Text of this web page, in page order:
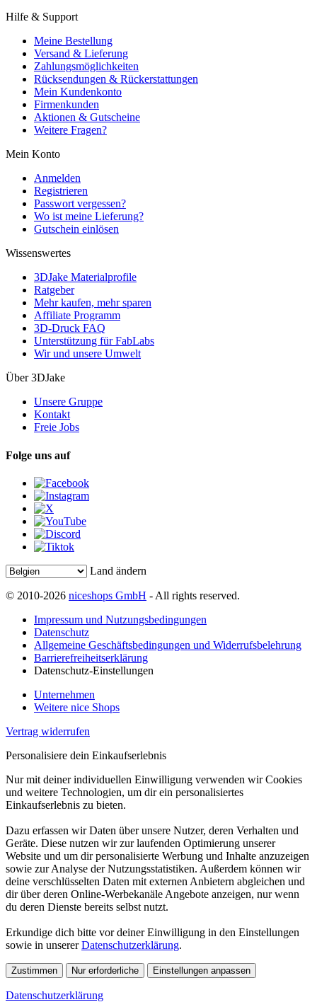
Hilfe & Support
Meine Bestellung
Versand & Lieferung
Zahlungsmöglichkeiten
Rücksendungen & Rückerstattungen
Mein Kundenkonto
Firmenkunden
Aktionen & Gutscheine
Weitere Fragen?
Mein Konto
Anmelden
Registrieren
Passwort vergessen?
Wo ist meine Lieferung?
Gutschein einlösen
Wissenswertes
3DJake Materialprofile
Ratgeber
Mehr kaufen, mehr sparen
Affiliate Programm
3D-Druck FAQ
Unterstützung für FabLabs
Wir und unsere Umwelt
Über 3DJake
Unsere Gruppe
Kontakt
Freie Jobs
Folge uns auf
Land ändern
© 2010-2026 niceshops GmbH - All rights reserved.
Impressum und Nutzungsbedingungen
Datenschutz
Allgemeine Geschäftsbedingungen und Widerrufsbelehrung
Barrierefreiheitserklärung
Datenschutz-Einstellungen
Unternehmen
Weitere nice Shops
Vertrag widerrufen
Personalisiere dein Einkaufserlebnis
Nur mit deiner individuellen Einwilligung verwenden wir Cookies
und weitere Technologien, um dir ein personalisiertes
Einkaufserlebnis zu bieten.
Dazu erfassen wir Daten über unsere Nutzer, deren Verhalten und
Geräte. Diese nutzen wir zur laufenden Optimierung unserer
Website und um dir personalisierte Werbung und Inhalte anzuzeigen
sowie zur Analyse der Nutzungsstatistiken. Außerdem können wir
deine verschlüsselten Daten mit externen Anbietern abgleichen und
dir über deren Online-Werbekanäle Angebote anzeigen, nur wenn
du deren Dienste bereits selbst nutzt.
Erkundige dich bitte vor deiner Einwilligung in den Einstellungen
sowie in unsererDatenschutzerklärung.
Zustimmen Nur erforderliche Einstellungen anpassen
Datenschutzerklärung